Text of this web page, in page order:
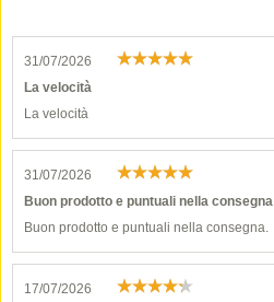
31/07/2026
La velocità
La velocità
31/07/2026
Buon prodotto e puntuali nella consegna
Buon prodotto e puntuali nella consegna.
17/07/2026